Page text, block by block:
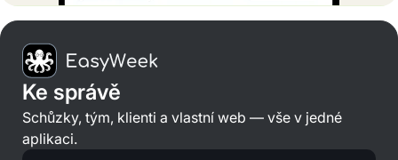
Ke správě
Schůzky, tým, klienti a vlastní web — vše v jedné
aplikaci.